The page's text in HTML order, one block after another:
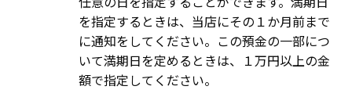
を指定するときは、当店にその１か月前まで
に通知をしてください。この預金の一部につ
いて満期日を定めるときは、１万円以上の金
額で指定してください。